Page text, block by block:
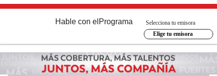
Hable con el Programa
Selecciona tu emisora
Elige tu emisora